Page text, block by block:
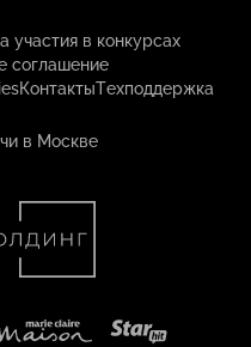
участия в конкурсах
соглашение
КонтактыТехподдержка
в Москве